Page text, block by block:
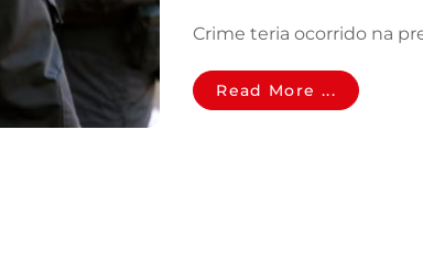
Crime teria ocorrido na
Read More ...